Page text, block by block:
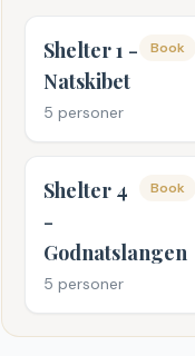
Shelter 1 -
Natskibet
5 personer
Book
Shelter 4
-
Godnatslangen
5 personer
Book